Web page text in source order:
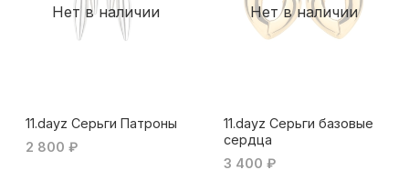
Нет в наличии
11.dayz Серьги Патроны
2 800 ₽
Нет в наличии
11.dayz Серьги базовые
сердца
3 400 ₽